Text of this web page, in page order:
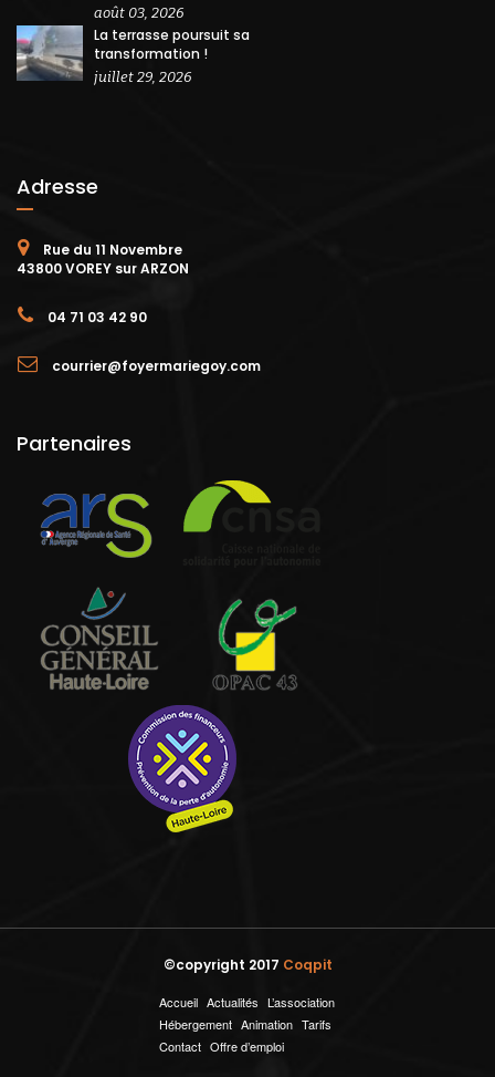
août 03, 2026
La terrasse poursuit sa
transformation !
juillet 29, 2026
Adresse
Rue du 11 Novembre
43800 VOREY sur ARZON
04 71 03 42 90
courrier@foyermariegoy.com
Partenaires
©copyright 2017 Coqpit
Accueil Actualités L’association
Hébergement Animation Tarifs
Contact Offre d’emploi